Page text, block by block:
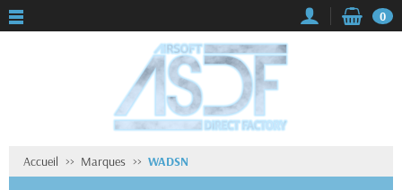
0
Accueil Marques WADSN